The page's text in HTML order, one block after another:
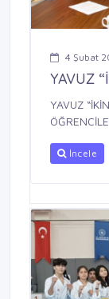
4 Şubat
YAVUZ
YAVUZ
İncele